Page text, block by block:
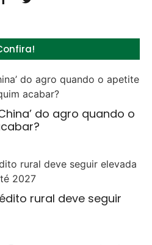
do agro quando o
rural deve seguir